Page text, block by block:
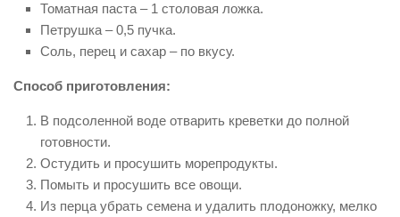
Томатная паста – 1 столовая ложка.
Петрушка – 0,5 пучка.
Соль, перец и сахар – по вкусу.
Способ приготовления:
В подсоленной воде отварить креветки до полной
готовности.
Остудить и просушить морепродукты.
Помыть и просушить все овощи.
Из перца убрать семена и удалить плодоножку, мелко